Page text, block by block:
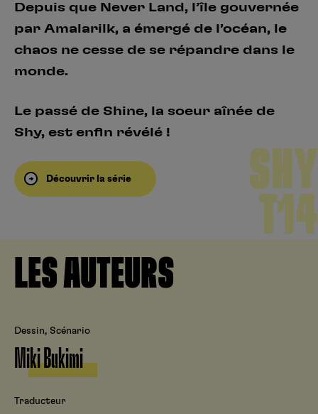
Depuis que Never Land, l’île gouvernée
par Amalarilk, a émergé de l’océan, le
chaos ne cesse de se répandre dans le
monde.
Le passé de Shine, la soeur aînée de
Shy, est enfin révélé !
Découvrir la série
SHY
T14
LES AUTEURS
Dessin, Scénario
Miki Bukimi
Traducteur